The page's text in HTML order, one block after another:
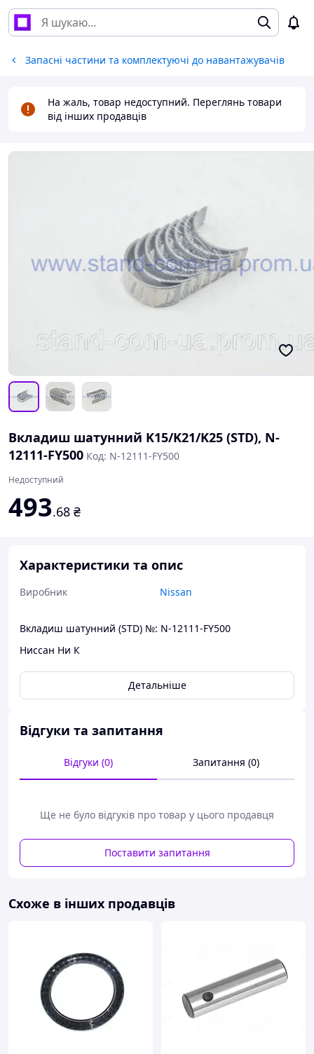
Запасні частини та комплектуючі до навантажувачів
На жаль, товар недоступний. Переглянь товари
від інших продавців
Вкладиш шатунний K15/K21/K25 (STD), N-
12111-FY500 Код: N-12111-FY500
Недоступний
493.68 ₴
Характеристики та опис
Виробник Nissan
Вкладиш шатунний (STD) №: N-12111-FY500
Ниссан Ни К
Детальніше
Відгуки та запитання
Відгуки (0) Запитання (0)
Ще не було відгуків про товар у цього продавця
Поставити запитання
Схоже в інших продавців